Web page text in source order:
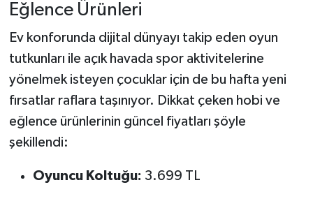
Eğlence Ürünleri
Ev konforunda dijital dünyayı takip eden oyun
tutkunları ile açık havada spor aktivitelerine
yönelmek isteyen çocuklar için de bu hafta yeni
fırsatlar raflara taşınıyor. Dikkat çeken hobi ve
eğlence ürünlerinin güncel fiyatları şöyle
şekillendi:
Oyuncu Koltuğu: 3.699 TL